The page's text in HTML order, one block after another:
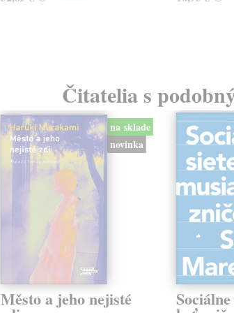
Čitatelia s
na sklade
novinka
Město a jeho nejisté